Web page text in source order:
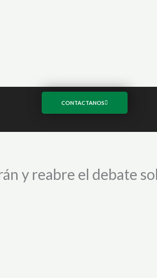
CONTACTANOS
y reabre el debate